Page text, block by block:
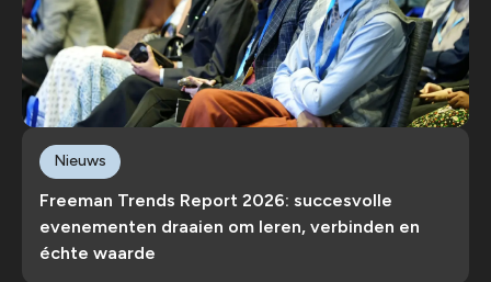
Freeman Trends Report 2026: succesvolle
evenementen draaien om leren, verbinden en
échte waarde
Nieuws